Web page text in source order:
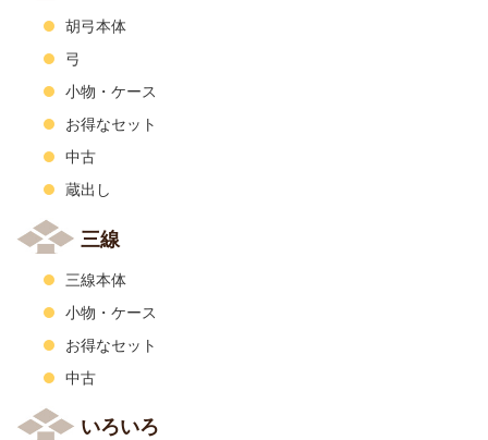
胡弓本体
弓
小物・ケース
お得なセット
中古
蔵出し
三線
三線本体
小物・ケース
お得なセット
中古
いろいろ